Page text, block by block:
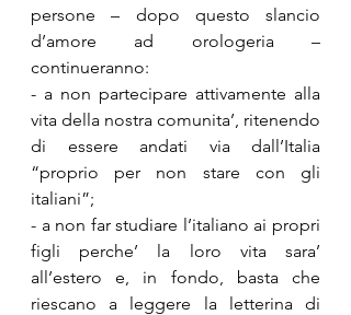
persone – dopo questo slancio
d’amore ad orologeria –
continueranno:
- a non partecipare attivamente alla
vita della nostra comunita’, ritenendo
di essere andati via dall’Italia
“proprio per non stare con gli
italiani”;
- a non far studiare l’italiano ai propri
figli perche’ la loro vita sara’
all’estero e, in fondo, basta che
riescano a leggere la letterina di